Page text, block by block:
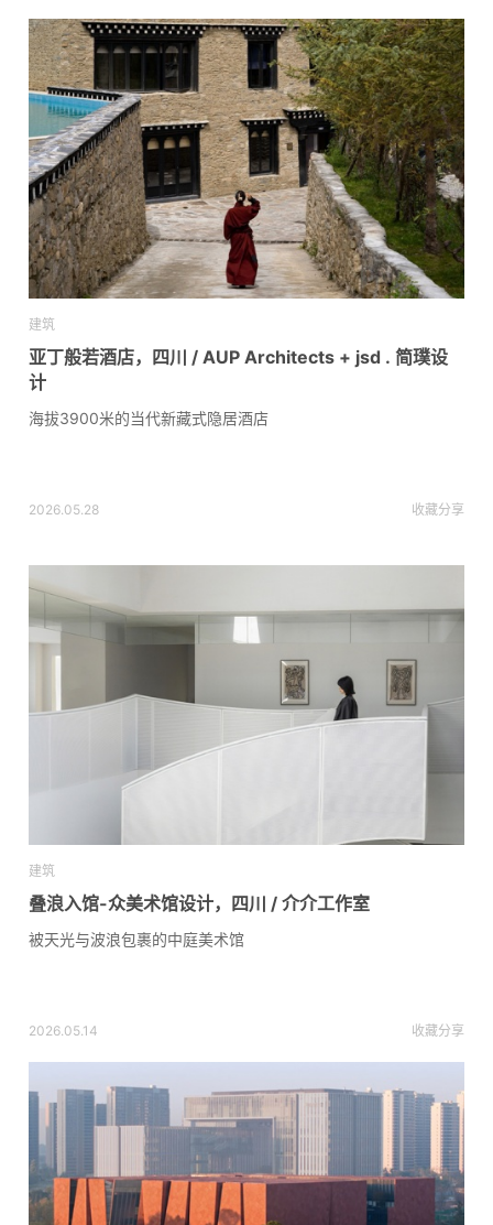
建筑
亚丁般若酒店，四川 / AUP Architects + jsd . 简璞设
计
海拔3900米的当代新藏式隐居酒店
2026.05.28 收藏分享
建筑
叠浪入馆-众美术馆设计，四川 / 介介工作室
被天光与波浪包裹的中庭美术馆
2026.05.14 收藏分享